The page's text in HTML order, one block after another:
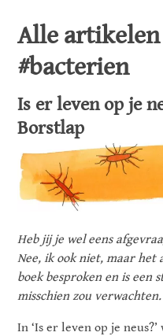
Alle
#bacterien
Is er leven op je
Borstlap
Heb jij je wel eens
Nee, ik ook niet, maar
boek besproken en is een
misschien zou verwachten.
In ‘Is er leven op je